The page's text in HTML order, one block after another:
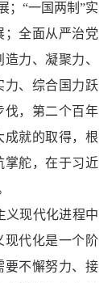
；“一国两制”实
；全面从严治党
力、凝聚力、
力、综合国力跃
伐，第二个百年
成就的取得，根
掌舵，在于习近
现代化进程中
现代化是一个阶
要不懈努力、接